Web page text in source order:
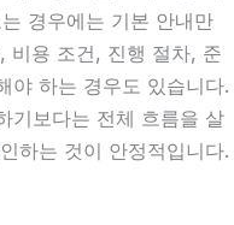
경우에는 기본 안내만
비용 조건, 진행 절차, 준
야 하는 경우도 있습니다.
기보다는 전체 흐름을 살
하는 것이 안정적입니다.